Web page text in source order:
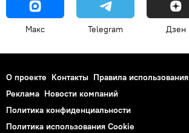
Макс Telegram Дзен
О проекте Контакты Правила использования
Реклама Новости компаний
Политика конфиденциальности
Политика использования Cookie